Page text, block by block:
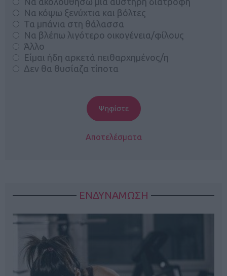
Να κόψω ξενύχτια και βόλτες
Τα μπάνια στη θάλασσα
Να βλέπω λιγότερο οικογένεια/φίλους
Άλλο
Είμαι ήδη αρκετά πειθαρχημένος/η
Δεν θα θυσίαζα τίποτα
Αποτελέσματα
ΕΝΔΥΝΑΜΩΣΗ